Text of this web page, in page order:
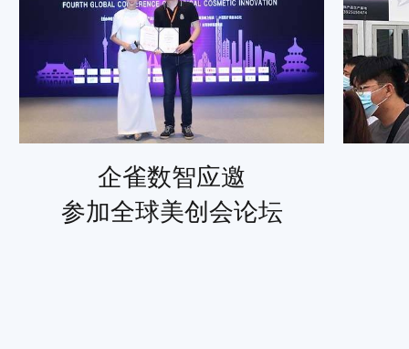
企雀数智应邀
参加全球美创会论坛